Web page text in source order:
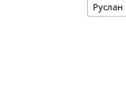
Руслан